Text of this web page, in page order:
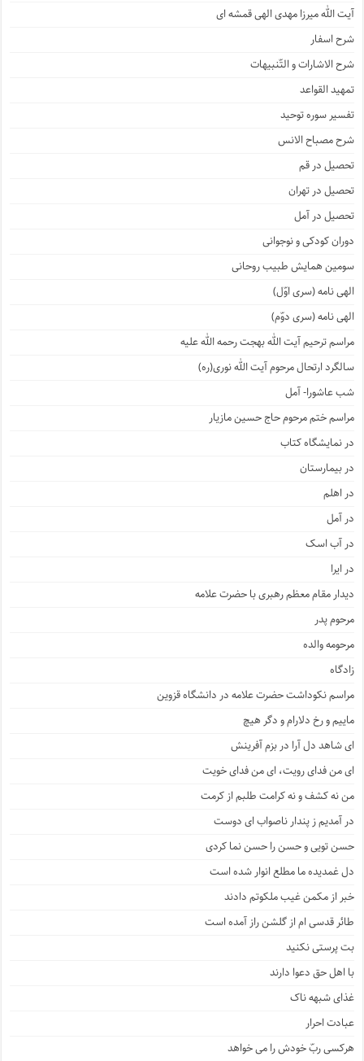
آیت الله میرزا مهدی الهی قمشه ای
شرح اسفار
شرح الاشارات و التّنبیهات
تمهید القواعد
تفسیر سوره توحید
شرح مصباح الانس
تحصیل در قم
تحصیل در تهران
تحصیل در آمل
دوران کودکی و نوجوانی
سومین همایش طبیب روحانی
الهی نامه (سری اوّل)
الهی نامه (سری دوّم)
مراسم ترحیم آیت الله بهجت رحمه الله علیه
سالگرد ارتحال مرحوم آیت الله نوری(ره)
شب عاشورا- آمل
مراسم ختم مرحوم حاج حسین مازیار
در نمایشگاه کتاب
در بیمارستان
در اهلم
در آمل
در آب اسک
در ایرا
دیدار مقام معظم رهبری با حضرت علامه
مرحوم پدر
مرحومه والده
زادگاه
مراسم نکوداشت حضرت علامه در دانشگاه قزوین
ماییم و رخ دلارام و دگر هیچ
ای شاهد دل آرا در بزم آفرینش
ای من فدای رویت، ای من فدای خویت
من نه کشف و نه کرامت طلبم از کرمت
در آمدیم ز پندار ناصواب ای دوست
حسن تویی و حسن را حسن نما کردی
دل غمدیده ما مطلع انوار شده است
خبر از مکمن غیب ملکوتم دادند
طائر قدسی ام از گلشن راز آمده است
بت پرستی نکنید
با اهل حق دعوا دارند
غذای شبهه ناک
عبادت احرار
هرکسی ربّ خودش را می خواهد